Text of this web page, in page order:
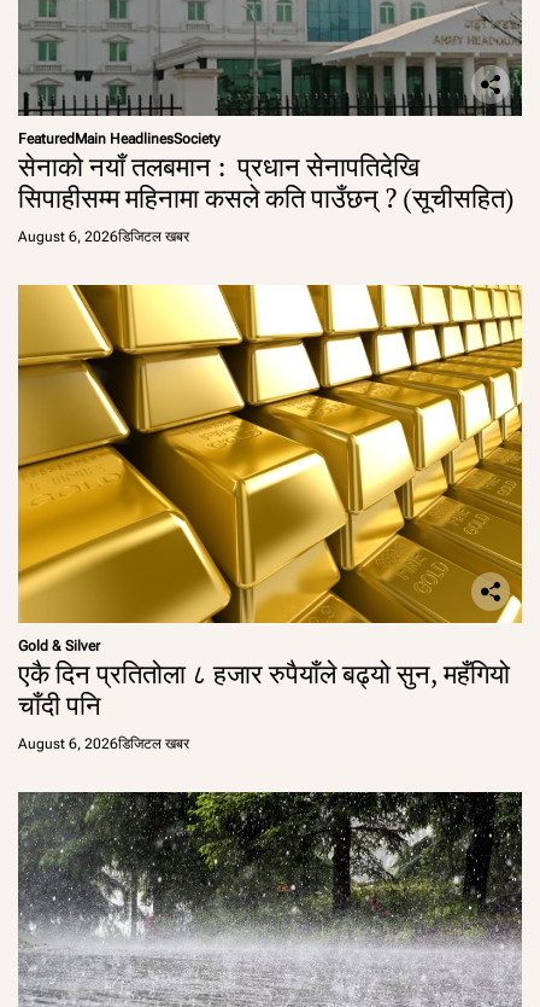
FeaturedMain HeadlinesSociety
सेनाको नयाँ तलबमान : प्रधान सेनापतिदेखि
सिपाहीसम्म महिनामा कसले कति पाउँछन् ? (सूचीसहित)
August 6, 2026डिजिटल खबर
Gold & Silver
एकै दिन प्रतितोला ८ हजार रुपैयाँले बढ्यो सुन, महँगियो
चाँदी पनि
August 6, 2026डिजिटल खबर